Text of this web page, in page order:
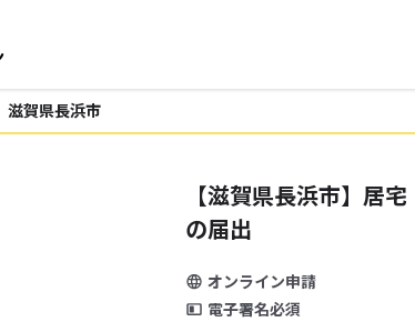
滋賀県長浜市
【滋賀県長浜市】居
の届出
オンライン申請
電子署名必須